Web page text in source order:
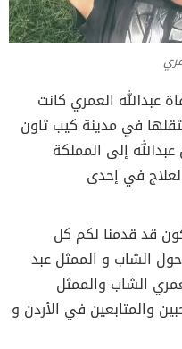
عبدالله العمري كانت
في مدينة كيب تاون
إلى المملكة
في إحدى
قد قدمنا لكم كل
الشاب و الممثل عبد
الشاب والممثل
والمتابعين في الأردن و